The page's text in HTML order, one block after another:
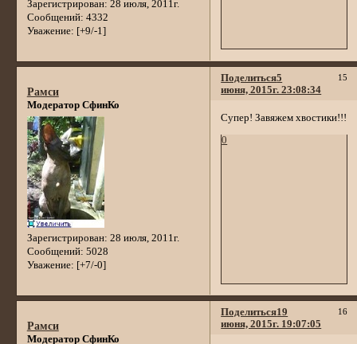
Зарегистрирован: 28 июля, 2011г.
Сообщений: 4332
Уважение: [+9/-1]
Поделиться 15
5
июня, 2015г. 23:08:34
Рамси
Модератор СфинКо
Зарегистрирован: 28 июля, 2011г.
Сообщений: 5028
Уважение: [+7/-0]
Cупер! Завяжем хвостики!!!
0
Поделиться 16
19
июня, 2015г. 19:07:05
Рамси
Модератор СфинКо